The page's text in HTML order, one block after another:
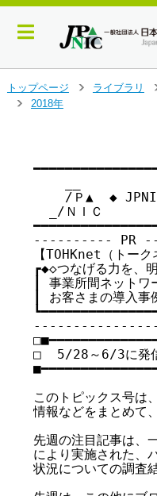
トップページ
ライブラリ
2018年
/Ｐ▲  ◆
  _/ＮＩＣ
---------- PR
【TOHKnet（トー
┏◆◇つなげる力を、
┃ 事業所間ネット
┃ お客さまの導入
□  5/28～6/3に発信
このトピックス号は
情報などをまとめて
先週の注目記事は、
により実施された、
状況についての調査